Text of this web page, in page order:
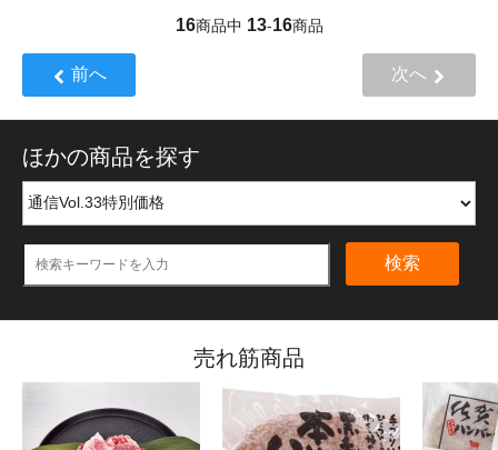
16商品中 13-16商品
前へ 次へ
ほかの商品を探す
検索
売れ筋商品